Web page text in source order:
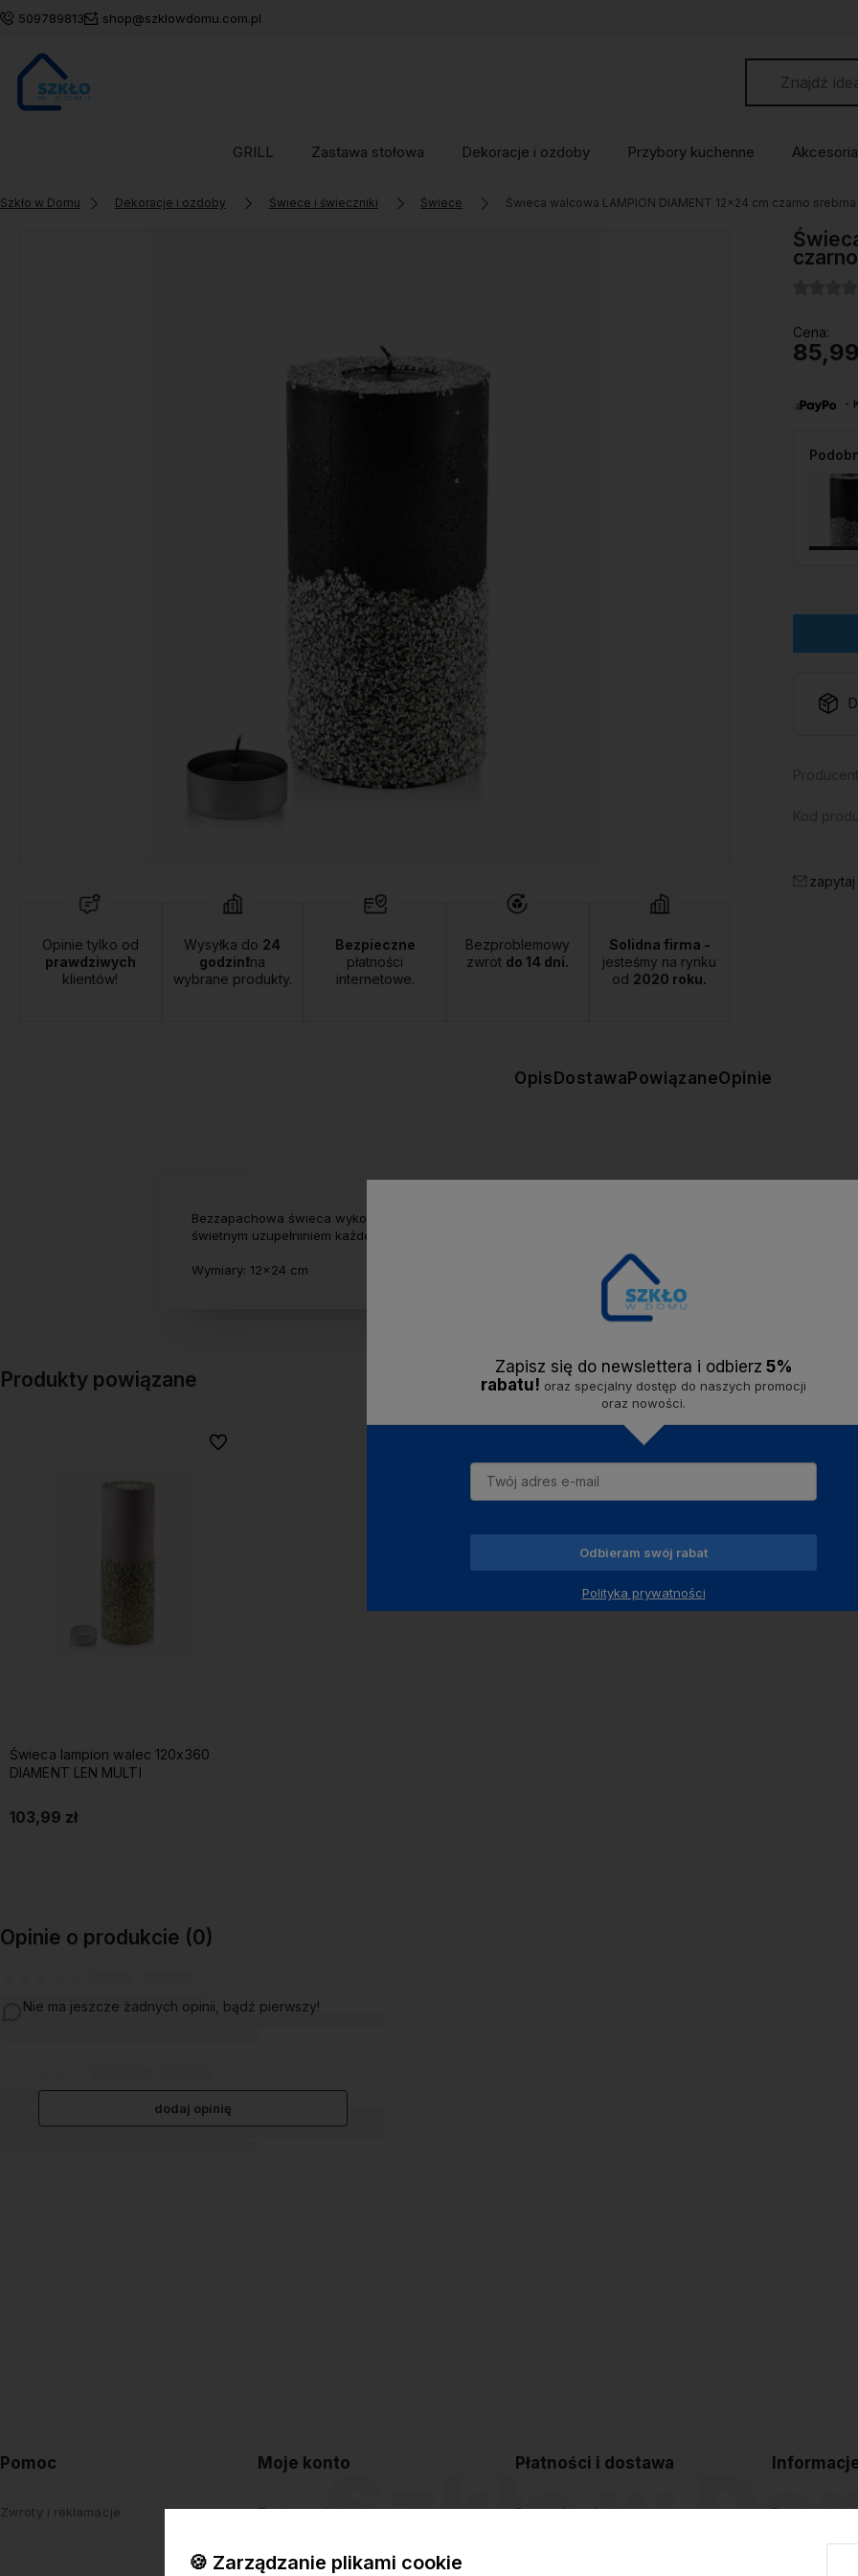
509789813 shop@szklowdomu.com.pl
GRILL Zastawa stołowa Dekoracje i ozdoby Przybory kuchenne
Szkło w Domu Dekoracje i ozdoby Świece i świeczniki Świece Świeca walcowa LAMPION DIAMENT 12x24 cm czarno srebrna
Opinie tylko od
prawdziwych
klientów!
Wysyłka do 24
godzin❗na
wybrane produkty.
Bezpieczne
płatności
internetowe.
Bezproblemowy
zwrot do 14 dni.
Solidna firma -
jesteśmy na rynku
od 2020 roku.
Cena:
Opis Dostawa PowiązaneOpinie
Bezzapachowa świeca wykonana z parafiny. Przemyślany design, który sprawdzi się w każdym domu.
świetnym uzupełniniem każdego świecznika i lampionu. Uzupełni zarówno świąteczny stół, jak i wiosenne lub
Wymiary: 12x24 cm
Produkty powiązane
Świeca lampion walec 120x360
DIAMENT LEN MULTI
103,99 zł
Do ulubionych
Opinie o produkcie (0)
Nie ma jeszcze żadnych opinii, bądź pierwszy!
dodaj opinię
Pomoc
Zwroty i reklamacje
Moje konto
Twoje zamówienia
Przechowalnia
Płatności i dostawa
Formy płatności
Regulamin
Polityka
🍪 Zarządzanie plikami cookie
Zapisz się do newslettera i odbierz 5%
rabatu! oraz specjalny dostęp do naszych promocji
oraz nowości.
Odbieram swój rabat
Polityka prywatności